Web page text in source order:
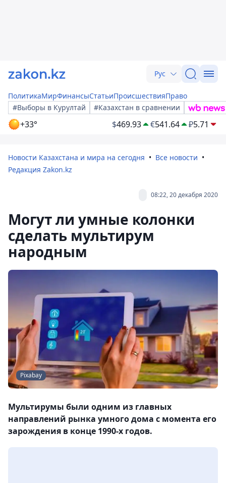
Рус
ПолитикаМирФинансыСтатьиПроисшествияПраво
#Выборы в Курултай
#Казахстан в сравнении
+33° $469.93 €541.64 ₽5.71
Новости Казахстана и мира на сегодня
Все новости
Редакция Zakon.kz
08:22, 20 декабря 2020
Могут ли умные колонки
сделать мультирум
народным
Pixabay
Мультирумы были одним из главных
направлений рынка умного дома с момента его
зарождения в конце 1990-х годов.